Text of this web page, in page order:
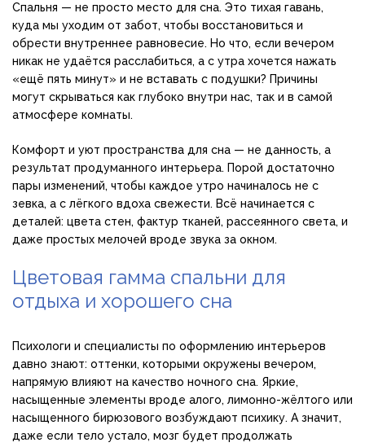
Спальня — не просто место для сна. Это тихая гавань,
куда мы уходим от забот, чтобы восстановиться и
обрести внутреннее равновесие. Но что, если вечером
никак не удаётся расслабиться, а с утра хочется нажать
«ещё пять минут» и не вставать с подушки? Причины
могут скрываться как глубоко внутри нас, так и в самой
атмосфере комнаты.
Комфорт и уют пространства для сна — не данность, а
результат продуманного интерьера. Порой достаточно
пары изменений, чтобы каждое утро начиналось не с
зевка, а с лёгкого вдоха свежести. Всё начинается с
деталей: цвета стен, фактур тканей, рассеянного света, и
даже простых мелочей вроде звука за окном.
Цветовая гамма спальни для
отдыха и хорошего сна
Психологи и специалисты по оформлению интерьеров
давно знают: оттенки, которыми окружены вечером,
напрямую влияют на качество ночного сна. Яркие,
насыщенные элементы вроде алого, лимонно-жёлтого или
насыщенного бирюзового возбуждают психику. А значит,
даже если тело устало, мозг будет продолжать